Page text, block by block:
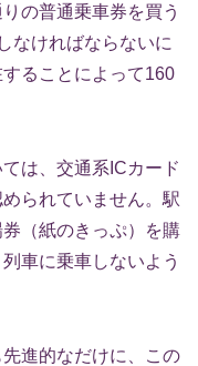
の普通乗車券を買う
なければならないに
ることによって160
は、交通系ICカード
られていません。駅
（紙のきっぷ）を購
車に乗車しないよう
進的なだけに、この